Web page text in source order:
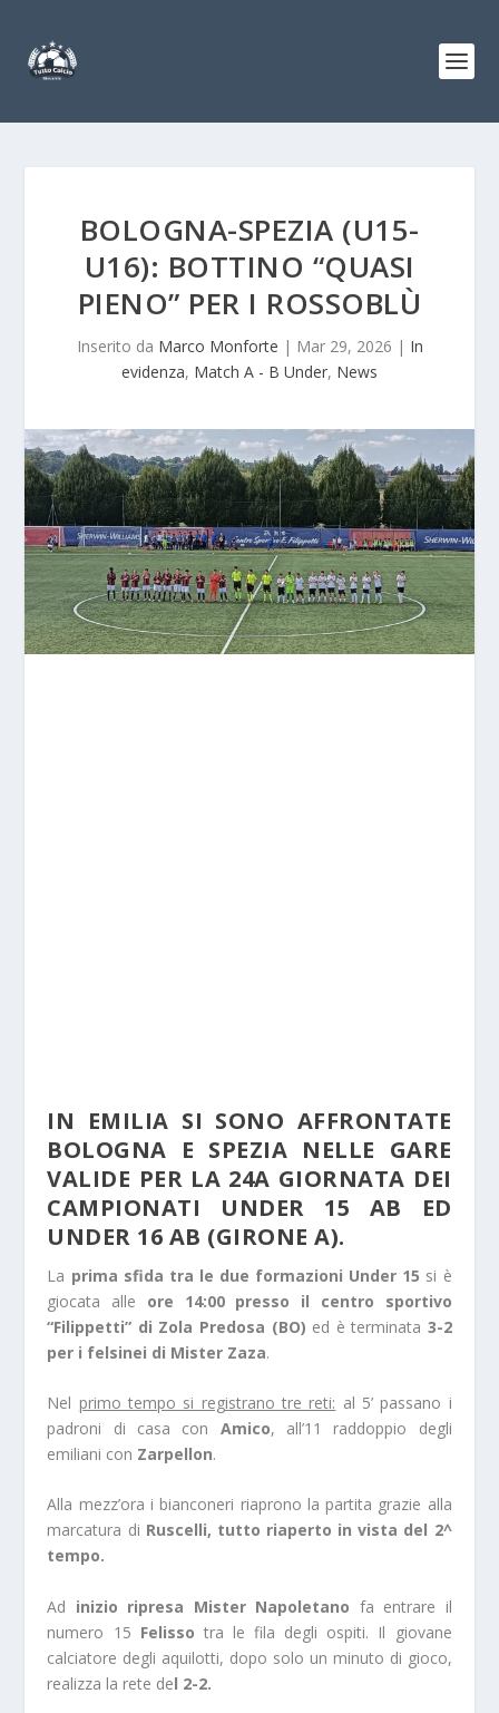
BOLOGNA-SPEZIA (U15-
U16): BOTTINO “QUASI
PIENO” PER I ROSSOBLÙ
Inserito da Marco Monforte | Mar 29, 2026 | In
evidenza, Match A - B Under, News
IN EMILIA SI SONO AFFRONTATE
BOLOGNA E SPEZIA NELLE GARE
VALIDE PER LA 24A GIORNATA DEI
CAMPIONATI UNDER 15 AB ED
UNDER 16 AB (GIRONE A).
La prima sfida tra le due formazioni Under 15 si è
giocata alle ore 14:00 presso il centro sportivo
“Filippetti” di Zola Predosa (BO) ed è terminata 3-2
per i felsinei di Mister Zaza.
Nel primo tempo si registrano tre reti: al 5’ passano i
padroni di casa con Amico, all’11 raddoppio degli
emiliani con Zarpellon.
Alla mezz’ora i bianconeri riaprono la partita grazie alla
marcatura di Ruscelli, tutto riaperto in vista del 2^
tempo.
Ad inizio ripresa Mister Napoletano fa entrare il
numero 15 Felisso tra le fila degli ospiti. Il giovane
calciatore degli aquilotti, dopo solo un minuto di gioco,
realizza la rete del 2-2.